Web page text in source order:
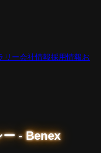
リー会社情報採用情報お
- Benex